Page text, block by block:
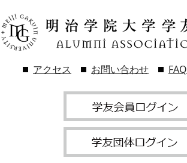
アクセス お問い合わせ FAQ